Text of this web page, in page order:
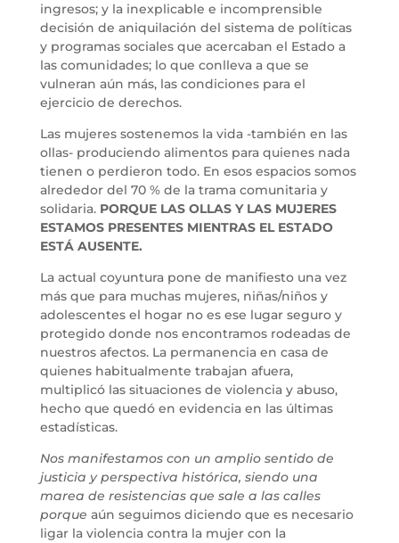
ingresos; y la inexplicable e incomprensible
decisión de aniquilación del sistema de políticas
y programas sociales que acercaban el Estado a
las comunidades; lo que conlleva a que se
vulneran aún más, las condiciones para el
ejercicio de derechos.
Las mujeres sostenemos la vida -también en las
ollas- produciendo alimentos para quienes nada
tienen o perdieron todo. En esos espacios somos
alrededor del 70 % de la trama comunitaria y
solidaria. PORQUE LAS OLLAS Y LAS MUJERES
ESTAMOS PRESENTES MIENTRAS EL ESTADO
ESTÁ AUSENTE.
La actual coyuntura pone de manifiesto una vez
más que para muchas mujeres, niñas/niños y
adolescentes el hogar no es ese lugar seguro y
protegido donde nos encontramos rodeadas de
nuestros afectos. La permanencia en casa de
quienes habitualmente trabajan afuera,
multiplicó las situaciones de violencia y abuso,
hecho que quedó en evidencia en las últimas
estadísticas.
Nos manifestamos con un amplio sentido de
justicia y perspectiva histórica, siendo una
marea de resistencias que sale a las calles
porque aún seguimos diciendo que es necesario
ligar la violencia contra la mujer con la